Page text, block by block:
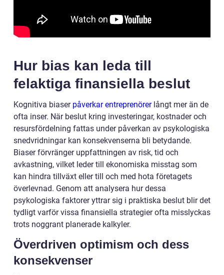
Hur bias kan leda till
felaktiga finansiella beslut
Kognitiva biaser påverkar entreprenörerlångt mer än de
ofta inser. När beslut kring investeringar, kostnader och
resursfördelning fattas under påverkan av psykologiska
snedvridningar kan konsekvenserna bli betydande.
Biaser förvränger uppfattningen av risk, tid och
avkastning, vilket leder till ekonomiska misstag som
kan hindra tillväxt eller till och med hota företagets
överlevnad. Genom att analysera hur dessa
psykologiska faktorer yttrar sig i praktiska beslut blir det
tydligt varför vissa finansiella strategier ofta misslyckas
trots noggrant planerade kalkyler.
Överdriven optimism och dess
konsekvenser